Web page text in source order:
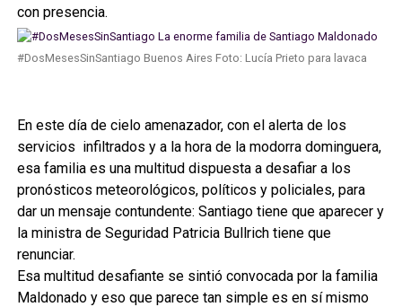
con presencia.
#DosMesesSinSantiago Buenos Aires Foto: Lucía Prieto para lavaca
En este día de cielo amenazador, con el alerta de los
servicios infiltrados y a la hora de la modorra dominguera,
esa familia es una multitud dispuesta a desafiar a los
pronósticos meteorológicos, políticos y policiales, para
dar un mensaje contundente: Santiago tiene que aparecer y
la ministra de Seguridad Patricia Bullrich tiene que
renunciar.
Esa multitud desafiante se sintió convocada por la familia
Maldonado y eso que parece tan simple es en sí mismo